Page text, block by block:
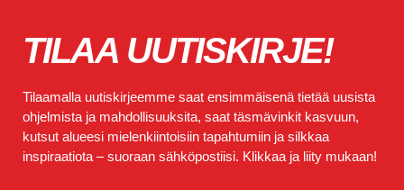
TILAA UUTISKIRJE!
Tilaamalla uutiskirjeemme saat ensimmäisenä tietää uusista
ohjelmista ja mahdollisuuksita, saat täsmävinkit kasvuun,
kutsut alueesi mielenkiintoisiin tapahtumiin ja silkkaa
inspiraatiota – suoraan sähköpostiisi. Klikkaa ja liity mukaan!